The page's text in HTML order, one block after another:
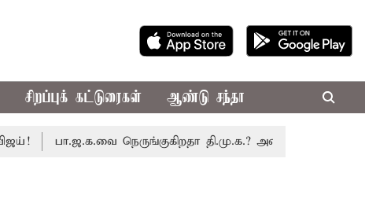
சிறப்புக் கட்டுரைகள் ஆண்டு சந்தா
பா.ஜ.க.வை நெருங்குகிறதா தி.மு.க.? அனைத்துக்கட்சி